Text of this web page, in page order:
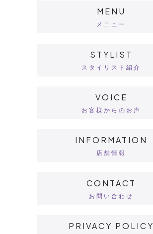
MENU
メニュー
STYLIST
スタイリスト紹介
VOICE
お客様からのお声
INFORMATION
店舗情報
CONTACT
お問い合わせ
PRIVACY POLICY